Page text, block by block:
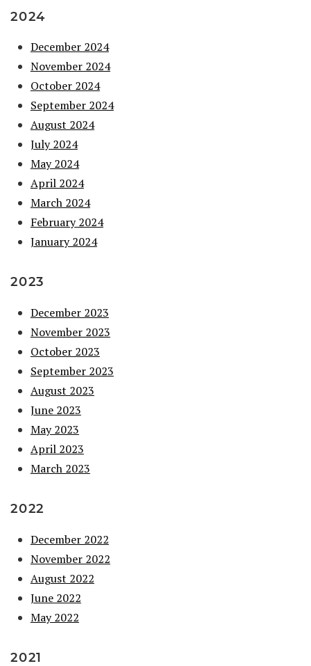
2024
December 2024
November 2024
October 2024
September 2024
August 2024
July 2024
May 2024
April 2024
March 2024
February 2024
January 2024
2023
December 2023
November 2023
October 2023
September 2023
August 2023
June 2023
May 2023
April 2023
March 2023
2022
December 2022
November 2022
August 2022
June 2022
May 2022
2021